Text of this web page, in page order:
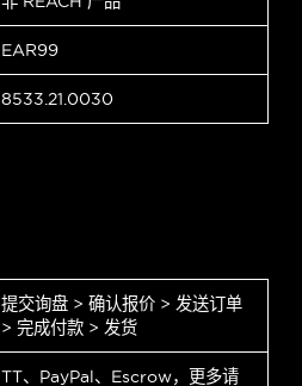
EAR99
8533.21.0030
提交询盘 > 确认报价 > 发送订单
> 完成付款 > 发货
TT、PayPal、Escrow，更多请